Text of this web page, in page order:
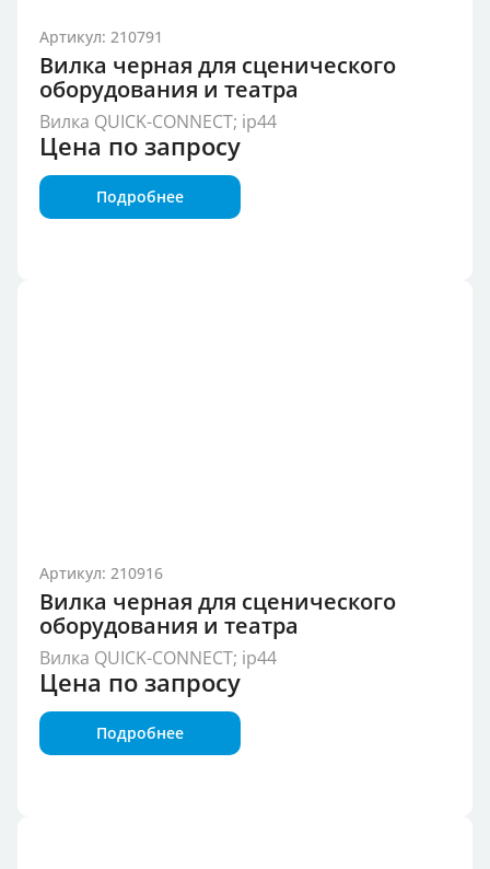
Артикул: 210791
Вилка черная для сценического
оборудования и театра
Вилка QUICK-CONNECT; ip44
Цена по запросу
Подробнее
Артикул: 210916
Вилка черная для сценического
оборудования и театра
Вилка QUICK-CONNECT; ip44
Цена по запросу
Подробнее